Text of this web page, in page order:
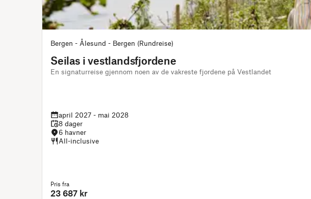
Bergen - Ålesund - Bergen (Rundreise)
Seilas i vestlandsfjordene
En signaturreise gjennom noen av de vakreste fjordene på Vestlandet
april 2027 - mai 2028
8 dager
6 havner
All-inclusive
Pris fra
23 687 kr